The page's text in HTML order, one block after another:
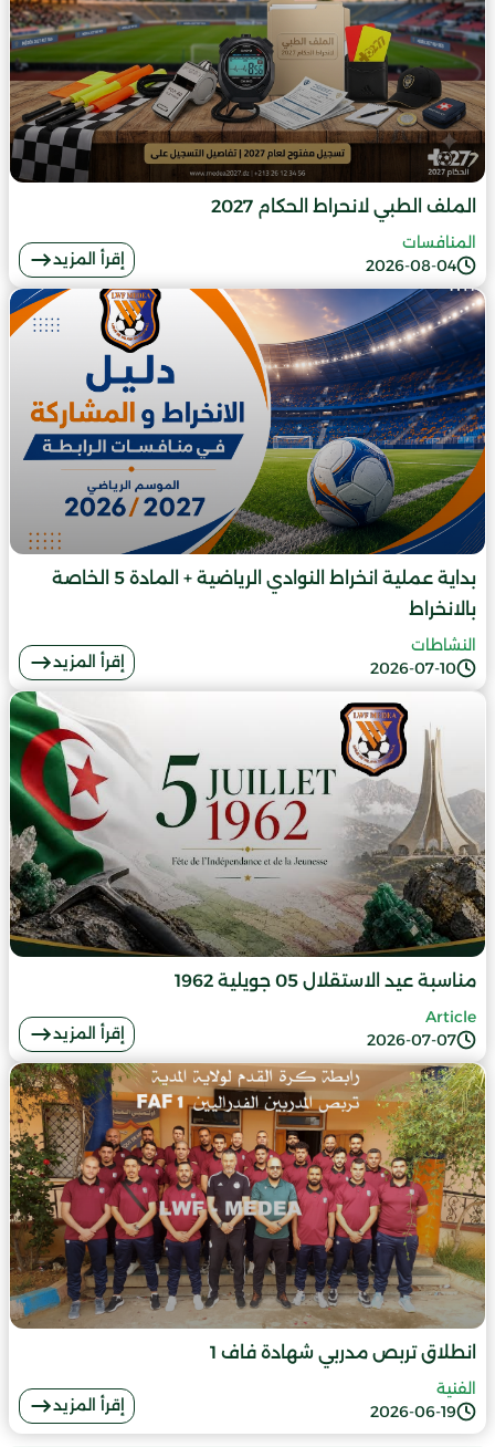
الملف الطبي لانحراط الحكام 2027
2026-08-04
المنافسات
إقرأ المزيد
بداية عملية انخراط النوادي الرياضية + المادة 5 الخاصة
بالانخراط
2026-07-10
النشاطات
إقرأ المزيد
مناسبة عيد الاستقلال 05 جويلية 1962
2026-07-07
Article
إقرأ المزيد
انطلاق تربص مدربي شهادة فاف 1
2026-06-19
الفنية
إقرأ المزيد